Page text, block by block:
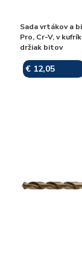
Sada vrtákov a
Pro, Cr-V, v
držiak bitov
€ 12,05